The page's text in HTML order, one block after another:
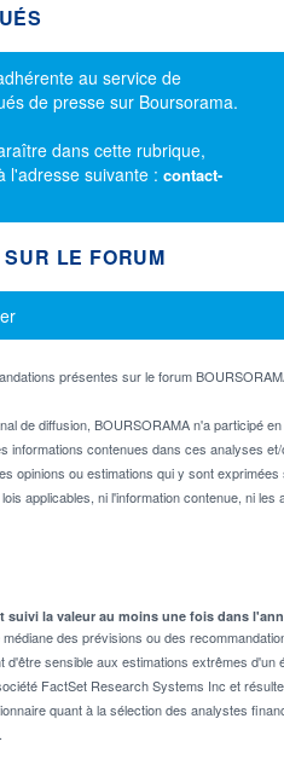
au service de
de presse sur Boursorama.
dans cette rubrique,
l'adresse suivante : contact-
LE FORUM
présentes sur le forum
de diffusion, BOURSORAMA n'a participé
informations contenues dans ces analyses
opinions ou estimations qui y sont
applicables, ni l'information contenue, ni
suivi la valeur au moins une fois dans
des prévisions ou des
sensible aux estimations extrêmes
FactSet Research Systems Inc et
quant à la sélection des analystes